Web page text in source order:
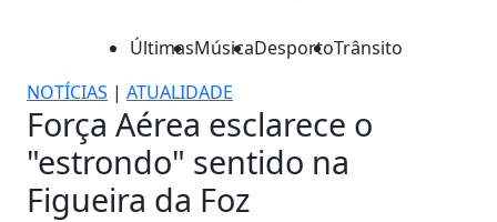
ÚltimasMúsicaDesportoTrânsito
NOTÍCIAS | ATUALIDADE
Força Aérea esclarece o
"estrondo" sentido na
Figueira da Foz